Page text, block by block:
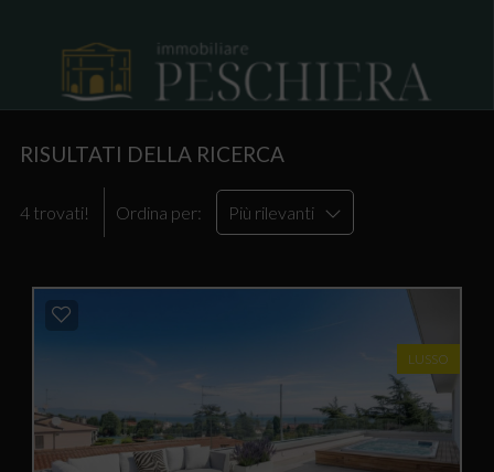
RISULTATI DELLA RICERCA
4 trovati! Ordina per: Più rilevanti
LUSSO